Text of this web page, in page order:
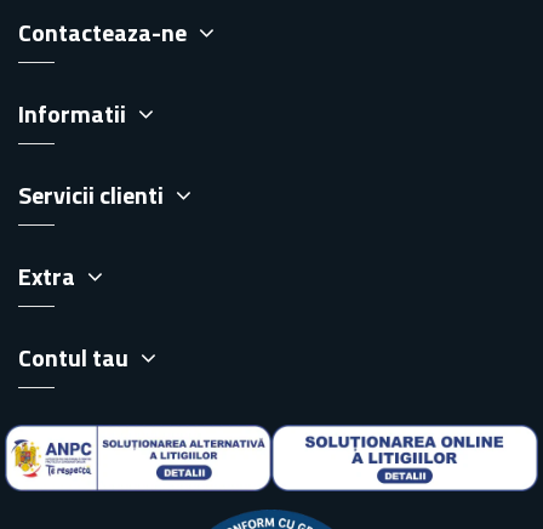
Contacteaza-ne
Informatii
Servicii clienti
Extra
Contul tau